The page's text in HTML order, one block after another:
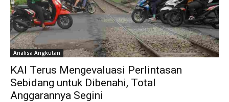
Analisa Angkutan
KAI Terus Mengevaluasi Perlintasan
Sebidang untuk Dibenahi, Total
Anggarannya Segini